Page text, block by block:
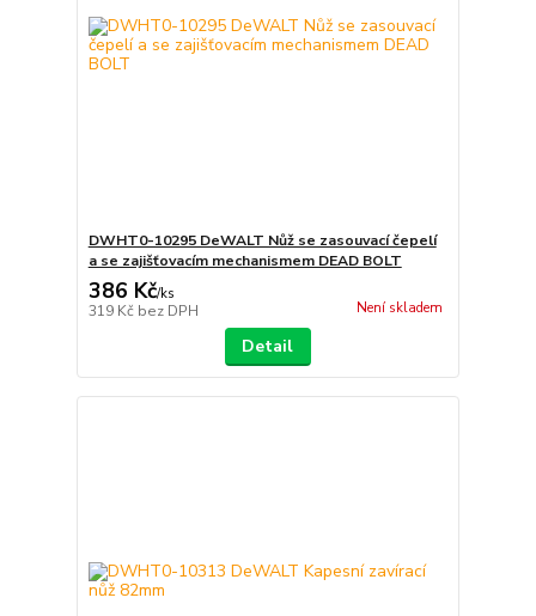
DWHT0-10295 DeWALT Nůž se zasouvací čepelí
a se zajišťovacím mechanismem DEAD BOLT
386 Kč/ks
319 Kč bez DPH Není skladem
Detail